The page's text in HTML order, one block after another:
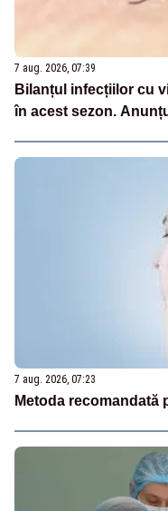
7 aug. 2026, 07:39
Bilanțul infecțiilor cu
în acest sezon.
7 aug. 2026, 07:23
Metoda recomandată